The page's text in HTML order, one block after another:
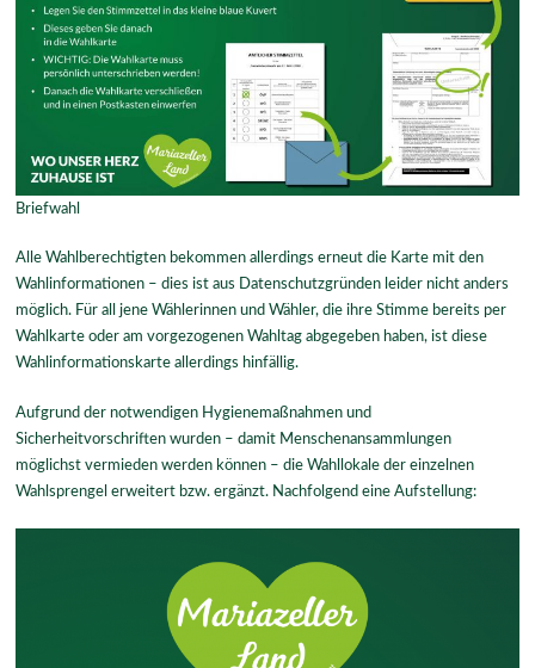
Briefwahl
Alle Wahlberechtigten bekommen allerdings erneut die Karte mit den
Wahlinformationen – dies ist aus Datenschutzgründen leider nicht anders
möglich. Für all jene Wählerinnen und Wähler, die ihre Stimme bereits per
Wahlkarte oder am vorgezogenen Wahltag abgegeben haben, ist diese
Wahlinformationskarte allerdings hinfällig.
Aufgrund der notwendigen Hygienemaßnahmen und
Sicherheitvorschriften wurden – damit Menschenansammlungen
möglichst vermieden werden können – die Wahllokale der einzelnen
Wahlsprengel erweitert bzw. ergänzt. Nachfolgend eine Aufstellung: